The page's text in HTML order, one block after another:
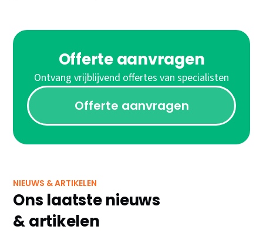
Offerte aanvragen
Ontvang vrijblijvend offertes van specialisten
Offerte aanvragen
NIEUWS & ARTIKELEN
Ons laatste nieuws
& artikelen